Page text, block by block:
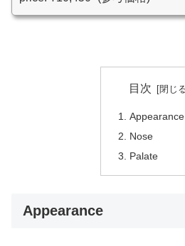
目次
Appearance
Nose
Palate
Appearance